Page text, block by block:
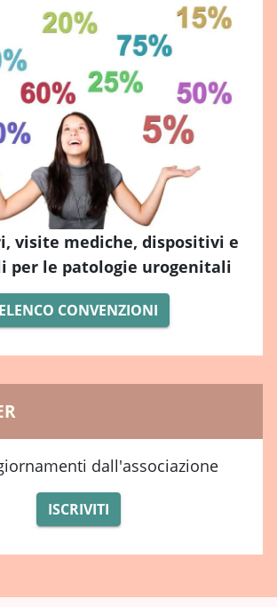
visite mediche, dispositivi e
per le patologie urogenitali
ELENCO CONVENZIONI
dall'associazione
ISCRIVITI